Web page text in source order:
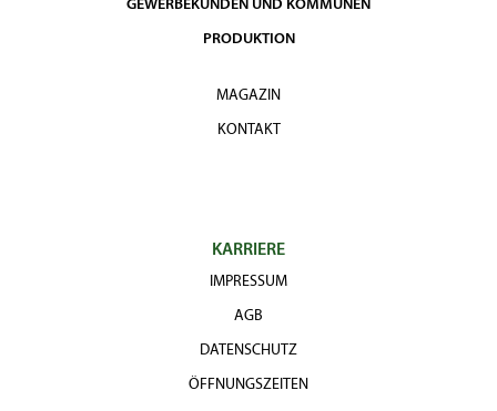
GEWERBEKUNDEN UND KOMMUNEN
PRODUKTION
MAGAZIN
KONTAKT
KARRIERE
IMPRESSUM
AGB
DATENSCHUTZ
ÖFFNUNGSZEITEN